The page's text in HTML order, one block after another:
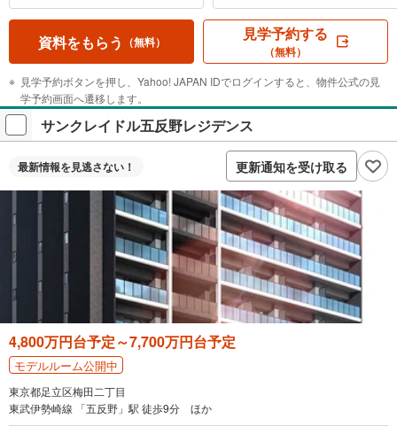
資料をもらう （無料） 見学予約する
（無料）
見学予約ボタンを押し、Yahoo! JAPAN IDでログインすると、物件公式の見
学予約画面へ遷移します。
サンクレイドル五反野レジデンス
最新情報を見逃さない！ 更新通知を受け取る
4,800万円台予定～7,700万円台予定
モデルルーム公開中
東京都足立区梅田二丁目
東武伊勢崎線 「五反野」駅 徒歩9分 ほか